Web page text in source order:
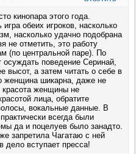
кинопара этого года.
обеих игроков, насколько
насколько удачно подобрана
не отметить, это работу
(по центральной паре). По
осуждать поведение Серинай,
высот, а затем читать о себе в
женщина шикарна, даже не
красота женщины не
лица, обратите
вокальные данные. В
всегда были
да и поцелуев было занадто.
запретила Чагатаю с ней
вступает пресса!